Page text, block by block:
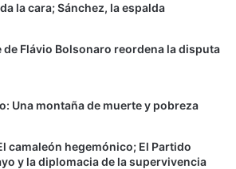
la cara; Sánchez, la espalda
de Flávio Bolsonaro reordena la disputa
Una montaña de muerte y pobreza
camaleón hegemónico; El Partido
y la diplomacia de la supervivencia